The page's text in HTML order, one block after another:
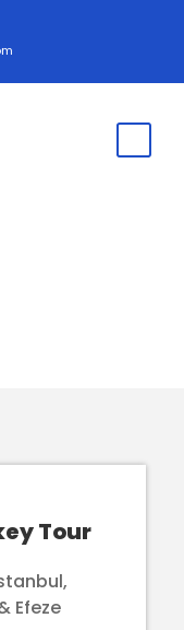
Tour
Efeze